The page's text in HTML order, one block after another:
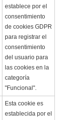
establece por el
consentimiento
de cookies GDPR
para registrar el
consentimiento
del usuario para
las cookies en la
categoría
"Funcional".
Esta cookie es
establecida por el